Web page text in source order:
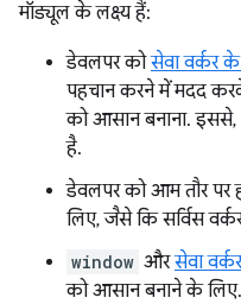
मॉड्यूल के लक्ष्य हैं:
डेवलपर कोसेवा वर्कर
पहचान करने में मदद
को आसान बनाना. इससे,
है.
डेवलपर को आम तौर पर
लिए, जैसे कि सर्विस
window औरसेवा
को आसान बनाने के लिए.